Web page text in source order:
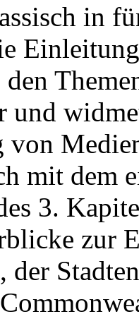
in
und
von
mit dem
3.
zur
der